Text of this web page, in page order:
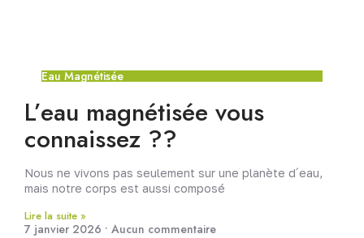
Eau Magnétisée
L’eau magnétisée vous
connaissez ??
Nous ne vivons pas seulement sur une planète d´eau,
mais notre corps est aussi composé
Lire la suite »
7 janvier 2026 Aucun commentaire